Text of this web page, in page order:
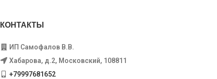
КОНТАКТЫ
ИП Самофалов В.В.
Хабарова, д.2, Московский, 108811
+79997681652